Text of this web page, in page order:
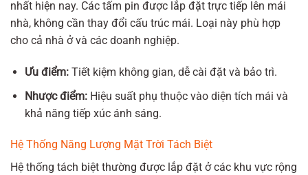
nhất hiện nay. Các tấm pin được lắp đặt trực tiếp lên mái
nhà, không cần thay đổi cấu trúc mái. Loại này phù hợp
cho cả nhà ở và các doanh nghiệp.
Ưu điểm:Tiết kiệm không gian, dễ cài đặt và bảo trì.
Nhược điểm:Hiệu suất phụ thuộc vào diện tích mái và
khả năng tiếp xúc ánh sáng.
Hệ Thống Năng Lượng Mặt Trời Tách Biệt
Hệ thống tách biệt thường được lắp đặt ở các khu vực rộng